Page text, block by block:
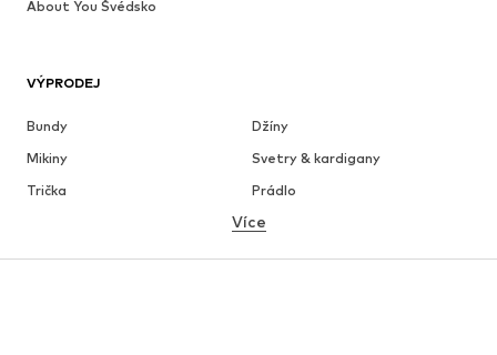
VÝPRODEJ
Bundy
Džíny
Mikiny
Svetry & kardigany
Trička
Prádlo
Košile
Kabáty
Obleky & saka
Více
About You Švédsko